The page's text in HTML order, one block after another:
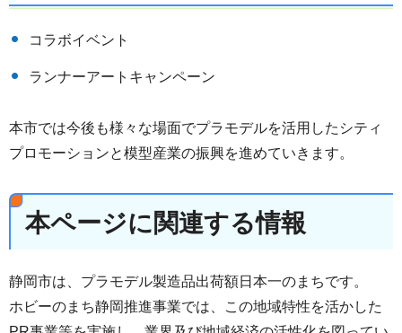
コラボイベント
ランナーアートキャンペーン
本市では今後も様々な場面でプラモデルを活用したシティ
プロモーションと模型産業の振興を進めていきます。
本ページに関連する情報
静岡市は、プラモデル製造品出荷額日本一のまちです。
ホビーのまち静岡推進事業では、この地域特性を活かした